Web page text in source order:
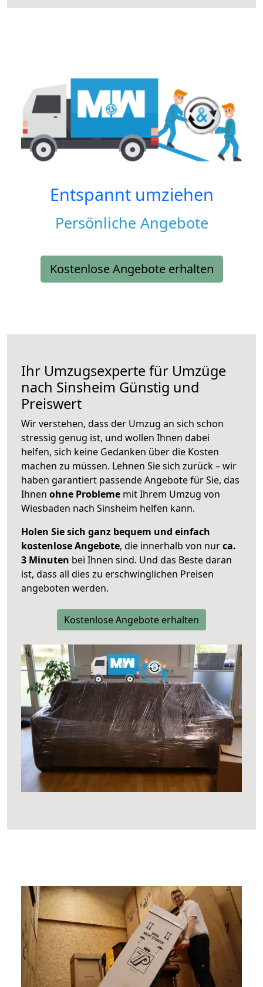
Entspannt umziehen
Persönliche Angebote
Kostenlose Angebote erhalten
Ihr Umzugsexperte für Umzüge
nach Sinsheim Günstig und
Preiswert
Wir verstehen, dass der Umzug an sich schon
stressig genug ist, und wollen Ihnen dabei
helfen, sich keine Gedanken über die Kosten
machen zu müssen. Lehnen Sie sich zurück – wir
haben garantiert passende Angebote für Sie, das
Ihnen ohne Probleme mit Ihrem Umzug von
Wiesbaden nach Sinsheim helfen kann.
Holen Sie sich ganz bequem und einfach
kostenlose Angebote, die innerhalb von nurca.
3 Minuten bei Ihnen sind. Und das Beste daran
ist, dass all dies zu erschwinglichen Preisen
angeboten werden.
Kostenlose Angebote erhalten